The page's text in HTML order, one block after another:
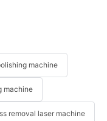
machine
machine
removal laser machine